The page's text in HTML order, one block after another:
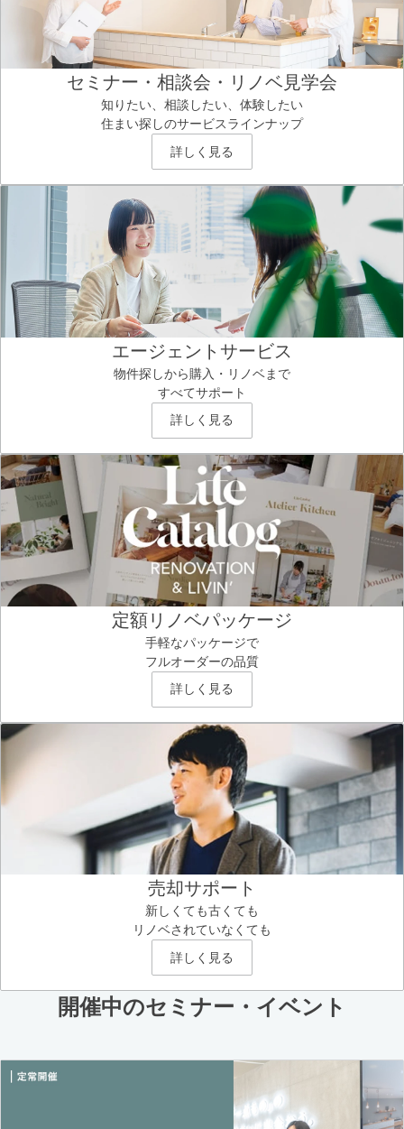
セミナー・相談会・リノベ見学会
知りたい、相談したい、体験したい
住まい探しのサービスラインナップ
詳しく見る
エージェントサービス
物件探しから購入・リノベまで
すべてサポート
詳しく見る
定額リノベパッケージ
手軽なパッケージで
フルオーダーの品質
詳しく見る
売却サポート
新しくても古くても
リノベされていなくても
詳しく見る
開催中のセミナー・イベント